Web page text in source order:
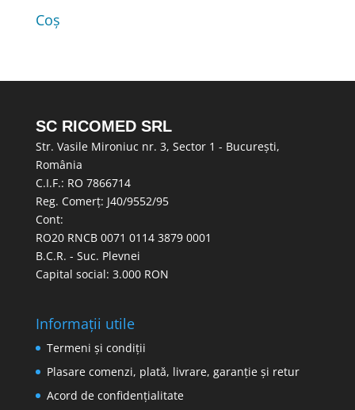
Coș
SC RICOMED SRL
Str. Vasile Mironiuc nr. 3, Sector 1 - București,
România
C.I.F.: RO 7866714
Reg. Comerț: J40/9552/95
Cont:
RO20 RNCB 0071 0114 3879 0001
B.C.R. - Suc. Plevnei
Capital social: 3.000 RON
Informații utile
Termeni și condiții
Plasare comenzi, plată, livrare, garanție și retur
Acord de confidențialitate